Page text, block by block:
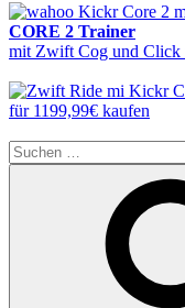
CORE 2 Trainer
mit Zwift Cog und Click
für 1199,99€ kaufen
Suche
nach: